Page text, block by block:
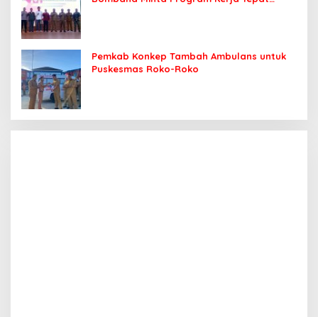
Pemkab Konkep Tambah Ambulans untuk
Puskesmas Roko-Roko